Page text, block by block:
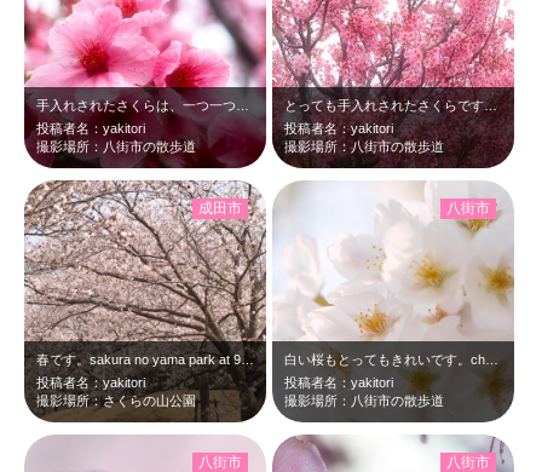
投稿者名：yakitori
撮影場所：八街市の散歩道
とっても手入れされたさくらです。cherry blossams 8:33 Ma…
投稿者名：yakitori
撮影場所：八街市の散歩道
春です。sakura no yama park at 9:58 Mar,29 …
投稿者名：yakitori
撮影場所：さくらの山公園
成田市
白い桜もとってもきれいです。cherry blossam at 7:06 Ma…
投稿者名：yakitori
撮影場所：八街市の散歩道
八街市
八街市 八街市